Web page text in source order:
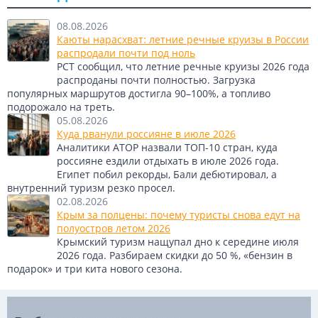
08.08.2026
Каюты нарасхват: летние речные круизы в России
распродали почти под ноль
РСТ сообщил, что летние речные круизы 2026 года
распроданы почти полностью. Загрузка
популярных маршрутов достигла 90–100%, а топливо
подорожало на треть.
05.08.2026
Куда рванули россияне в июле 2026
Аналитики АТОР назвали ТОП-10 стран, куда
россияне ездили отдыхать в июле 2026 года.
Египет побил рекорды, Бали дебютировал, а
внутренний туризм резко просел.
02.08.2026
Крым за полцены: почему туристы снова едут на
полуостров летом 2026
Крымский туризм нащупал дно к середине июля
2026 года. Разбираем скидки до 50 %, «бензин в
подарок» и три кита нового сезона.